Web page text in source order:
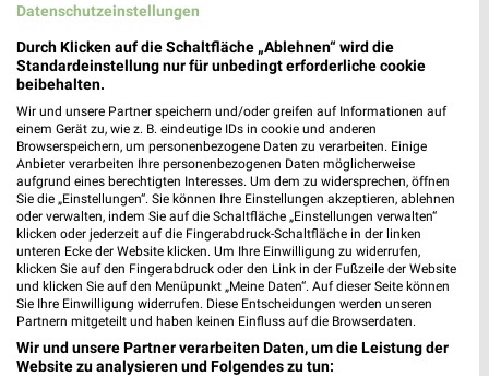
Noch mehr Angebote in
der weekli App!
Datenschutzeinstellungen
Durch Klicken auf die Schaltfläche „Ablehnen“ wird die
Standardeinstellung nur für unbedingt erforderliche cookie
beibehalten.
Wir und unsere Partner speichern und/oder greifen auf Informationen auf
einem Gerät zu, wie z. B. eindeutige IDs in cookie und anderen
Browserspeichern, um personenbezogene Daten zu verarbeiten. Einige
Anbieter verarbeiten Ihre personenbezogenen Daten möglicherweise
aufgrund eines berechtigten Interesses. Um dem zu widersprechen, öffnen
Sie die „Einstellungen“. Sie können Ihre Einstellungen akzeptieren, ablehnen
oder verwalten, indem Sie auf die Schaltfläche „Einstellungen verwalten“
klicken oder jederzeit auf die Fingerabdruck-Schaltfläche in der linken
unteren Ecke der Website klicken. Um Ihre Einwilligung zu widerrufen,
klicken Sie auf den Fingerabdruck oder den Link in der Fußzeile der Website
und klicken Sie auf den Menüpunkt „Meine Daten“. Auf dieser Seite können
Sie Ihre Einwilligung widerrufen. Diese Entscheidungen werden unseren
Partnern mitgeteilt und haben keinen Einfluss auf die Browserdaten.
Wir und unsere Partner verarbeiten Daten, um die Leistung der
Website zu analysieren und Folgendes zu tun: